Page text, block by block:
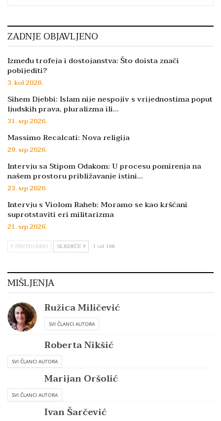
ZADNJE OBJAVLJENO
Između trofeja i dostojanstva: Što doista znači
pobijediti?
3. kol 2026.
Sihem Djebbi: Islam nije nespojiv s vrijednostima poput
ljudskih prava, pluralizma ili…
31. srp 2026.
Massimo Recalcati: Nova religija
29. srp 2026.
Intervju sa Stipom Odakom: U procesu pomirenja na
našem prostoru približavanje istini…
23. srp 2026.
Intervju s Violom Raheb: Moramo se kao kršćani
suprotstaviti eri militarizma
21. srp 2026.
PRETHODNO SLJEDEĆE 1 od 198
MIŠLJENJA
Ružica Miličević
SVI ČLANCI AUTORA
Roberta Nikšić
SVI ČLANCI AUTORA
Marijan Oršolić
SVI ČLANCI AUTORA
Ivan Šarčević